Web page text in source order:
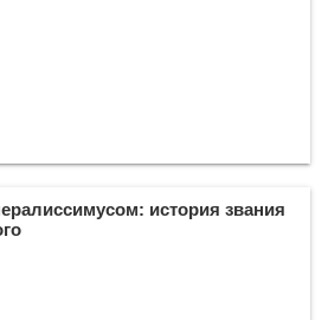
история звания